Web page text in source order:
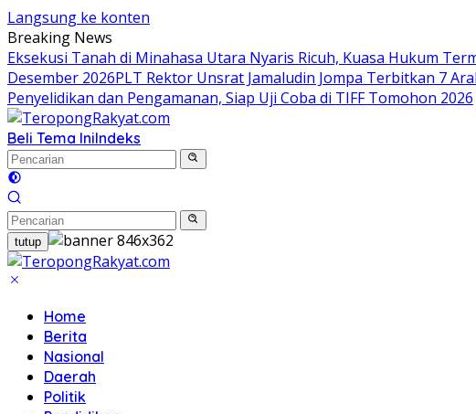
Langsung ke konten
Breaking News
Eksekusi Tanah di Minahasa Utara Nyaris Ricuh, Kuasa Hukum
Desember 2026​PLT Rektor Unsrat Jamaludin Jompa Terbitkan 7
Penyelidikan dan Pengamanan, Siap Uji Coba di TIFF Tomohon 2026
Beli Tema IniIndeks
tutup
Home
Berita
Nasional
Daerah
Politik